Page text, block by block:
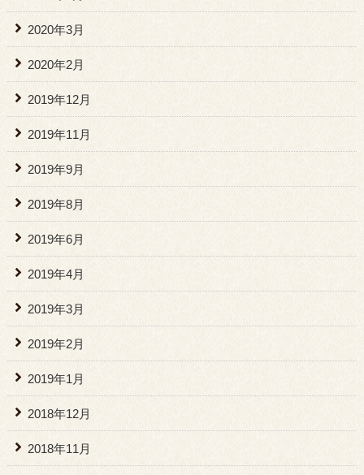
2020年3月
2020年2月
2019年12月
2019年11月
2019年9月
2019年8月
2019年6月
2019年4月
2019年3月
2019年2月
2019年1月
2018年12月
2018年11月